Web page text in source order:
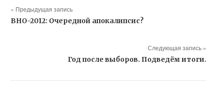
« Предыдущая запись
ВНО-2012: Очередной апокалипсис?
Следующая запись »
Год после выборов. Подведём итоги.